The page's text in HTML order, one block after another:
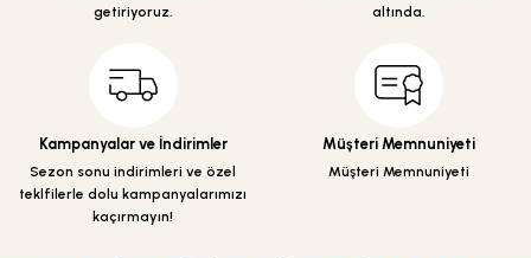
getiriyoruz.
altında.
Kampanyalar ve İndirimler
Sezon sonu indirimleri ve özel
teklfilerle dolu kampanyalarımızı
kaçırmayın!
Müşteri Memnuniyeti
Müşteri Memnuniyeti